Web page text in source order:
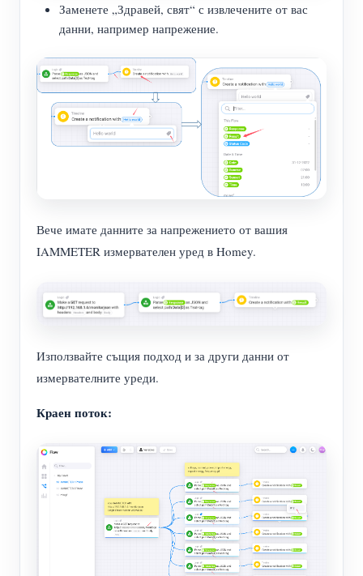
Заменете „Здравей, свят“ с извлечените от вас
данни, например напрежение.
Вече имате данните за напрежението от вашия
IAMMETER измервателен уред в Homey.
Използвайте същия подход и за други данни от
измервателните уреди.
Краен поток: